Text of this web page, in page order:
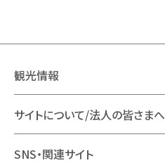
観光情報
サイトについて/法人の皆さまへ
SNS・関連サイト